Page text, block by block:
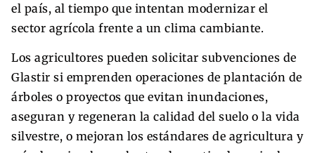
el país, al tiempo que intentan modernizar el
sector agrícola frente a un clima cambiante.
Los agricultores pueden solicitar subvenciones de
Glastir si emprenden operaciones de plantación de
árboles o proyectos que evitan inundaciones,
aseguran y regeneran la calidad del suelo o la vida
silvestre, o mejoran los estándares de agricultura y